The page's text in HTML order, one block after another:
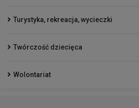
Turystyka, rekreacja, wycieczki
Twórczość dziecięca
Wolontariat